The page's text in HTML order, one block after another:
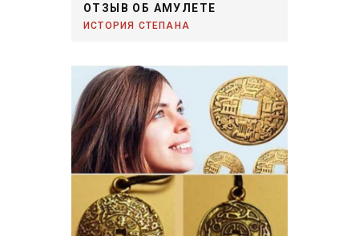
ОТЗЫВ ОБ АМУЛЕТЕ
ИСТОРИЯ СТЕПАНА